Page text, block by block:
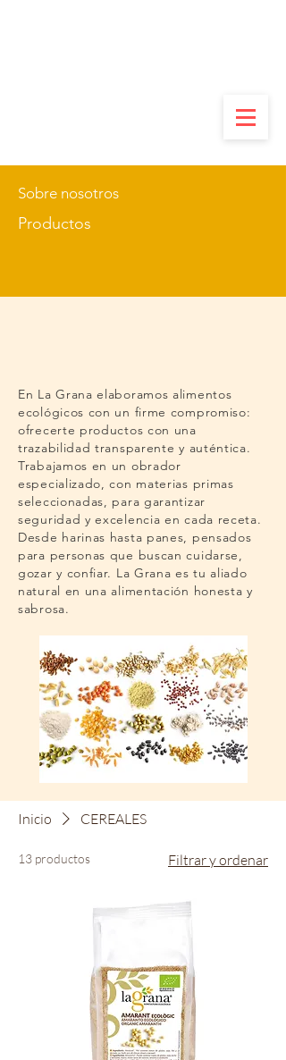
Sobre nosotros
Productos
En La Grana elaboramos alimentos
ecológicos con un firme compromiso:
ofrecerte productos con una
trazabilidad transparente y auténtica.
Trabajamos en un obrador
especializado, con materias primas
seleccionadas, para garantizar
seguridad y excelencia en cada receta.
Desde harinas hasta panes, pensados
para personas que buscan cuidarse,
gozar y confiar. La Grana es tu aliado
natural en una alimentación honesta y
sabrosa.
Inicio CEREALES
13 productos Filtrar y ordenar